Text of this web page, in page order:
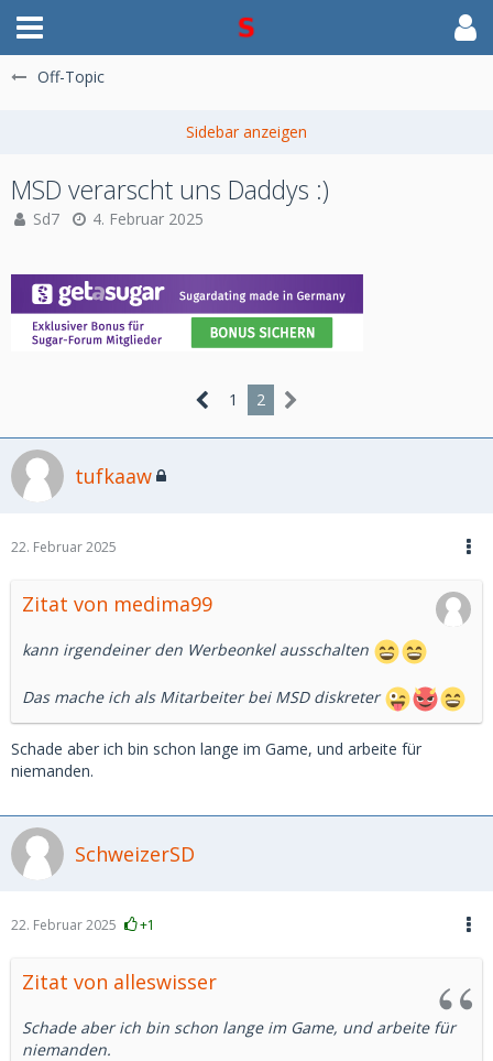
Off-Topic
MSD verarscht uns Daddys :)
Sd7 4. Februar 2025
1 2
tufkaaw
22. Februar 2025
Zitat von medima99
kann irgendeiner den Werbeonkel ausschalten
Das mache ich als Mitarbeiter bei MSD diskreter
Schade aber ich bin schon lange im Game, und arbeite für
niemanden.
SchweizerSD
22. Februar 2025 +1
Zitat von alleswisser
Schade aber ich bin schon lange im Game, und arbeite für
niemanden.